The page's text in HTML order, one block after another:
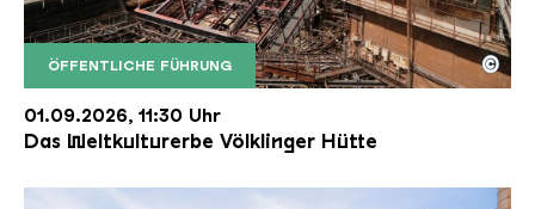
ÖFFENTLICHE FÜHRUNG
Der Erzschrägaufzug der Völklinger Hütte mit
Copyright: Weltkulturerbe Völklinger Hütte | Karl
©
01.09.2026, 11:30 Uhr
Das Weltkulturerbe Völklinger Hütte